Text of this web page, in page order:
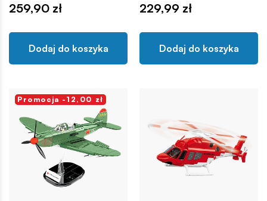
259,90 zł
Dodaj do koszyka
229,99 zł
Dodaj do koszyka
Promocja -12,00 zł